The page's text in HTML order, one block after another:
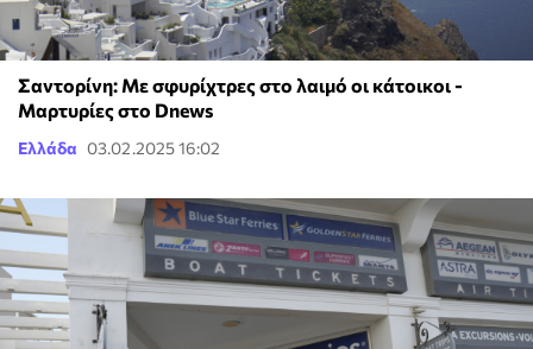
Σαντορίνη: Με σφυρίχτρες στο λαιμό οι κάτοικοι -
Μαρτυρίες στο Dnews
Ελλάδα 03.02.2025 16:02